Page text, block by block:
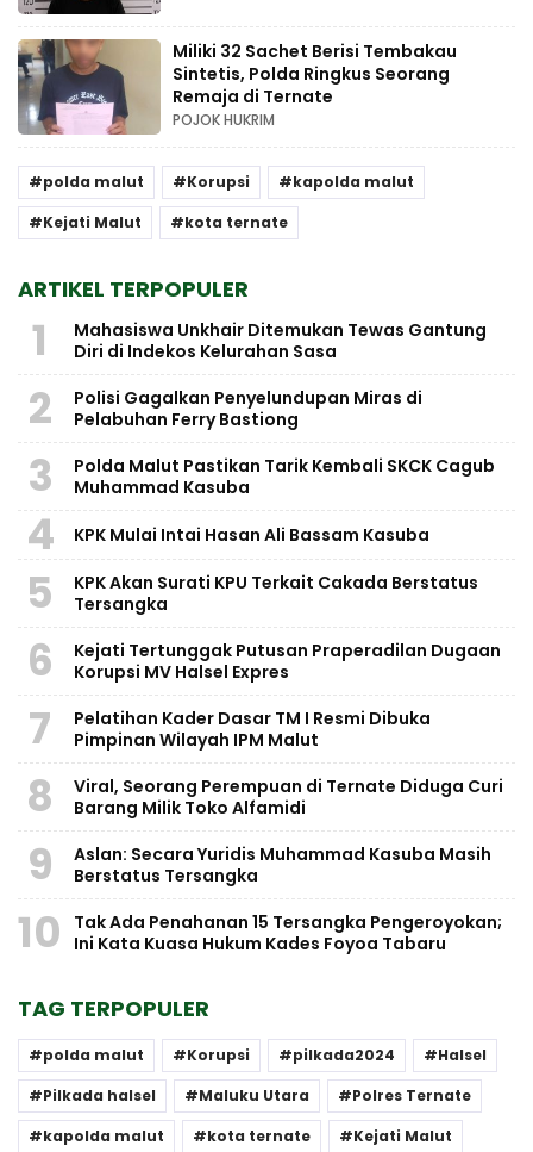
Miliki 32 Sachet Berisi Tembakau
Sintetis, Polda Ringkus Seorang
Remaja di Ternate
POJOK HUKRIM
polda malut Korupsi
kapolda malut
Kejati Malut
kota ternate
ARTIKEL TERPOPULER
1
Mahasiswa Unkhair Ditemukan Tewas Gantung
Diri di Indekos Kelurahan Sasa
2
Polisi Gagalkan Penyelundupan Miras di
Pelabuhan Ferry Bastiong
3
Polda Malut Pastikan Tarik Kembali SKCK Cagub
Muhammad Kasuba
4 KPK Mulai Intai Hasan Ali Bassam Kasuba
5
KPK Akan Surati KPU Terkait Cakada Berstatus
Tersangka
6
Kejati Tertunggak Putusan Praperadilan Dugaan
Korupsi MV Halsel Expres
7
Pelatihan Kader Dasar TM I Resmi Dibuka
Pimpinan Wilayah IPM Malut
8
Viral, Seorang Perempuan di Ternate Diduga Curi
Barang Milik Toko Alfamidi
9
Aslan: Secara Yuridis Muhammad Kasuba Masih
Berstatus Tersangka
10
Tak Ada Penahanan 15 Tersangka Pengeroyokan;
Ini Kata Kuasa Hukum Kades Foyoa Tabaru
TAG TERPOPULER
polda malut Korupsi pilkada2024
Halsel
Pilkada halsel
Maluku Utara
Polres Ternate
kapolda malut
kota ternate Kejati Malut